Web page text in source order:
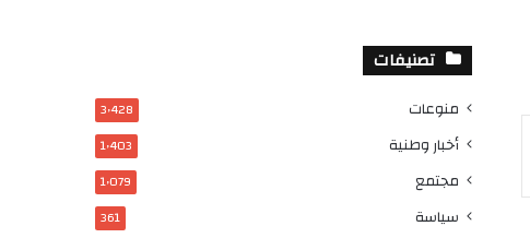
تصنيفات
منوعات 3٬428
أخبار وطنية 1٬403
مجتمع 1٬079
سياسة 361